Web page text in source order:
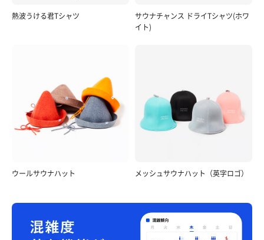
熱波うける君Tシャツ
サウナチャンス ドライTシャツ(ホワ
イト)
ウールサウナハット メッシュサウナハット（英字ロゴ）